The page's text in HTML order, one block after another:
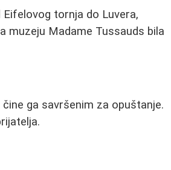
Eifelovog tornja do Luvera,
muzeju Madame Tussauds bila
ga savršenim za opuštanje.